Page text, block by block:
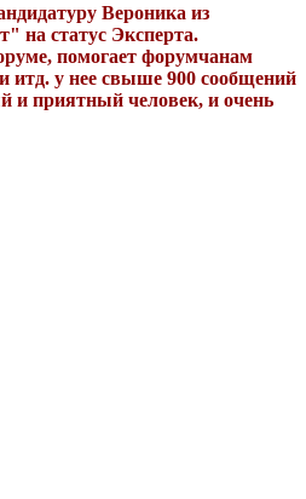
Вероника из
на статус Эксперта.
помогает форумчанам
итд. у нее свыше 900 сообщений
и приятный человек, и очень